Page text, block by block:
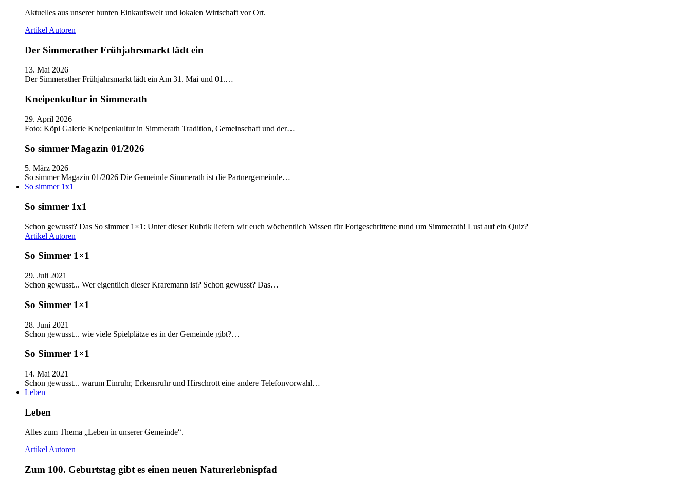
Aktuelles aus unserer bunten Einkaufswelt und lokalen Wirtschaft vor Ort.
Artikel Autoren
Der Simmerather Frühjahrsmarkt lädt ein
13. Mai 2026
Der Simmerather Frühjahrsmarkt lädt ein Am 31. Mai und 01.…
Kneipenkultur in Simmerath
29. April 2026
Foto: Köpi Galerie Kneipenkultur in Simmerath Tradition, Gemeinschaft und der…
So simmer Magazin 01/2026
5. März 2026
So simmer Magazin 01/2026 Die Gemeinde Simmerath ist die Partnergemeinde…
So simmer 1x1
So simmer 1x1
Schon gewusst? Das So simmer 1×1: Unter dieser Rubrik liefern wir euch wöchentlich Wissen für Fortgeschrittene rund um Simmerath! Lust auf ein Quiz?
Artikel Autoren
So Simmer 1×1
29. Juli 2021
Schon gewusst... Wer eigentlich dieser Kraremann ist? Schon gewusst? Das…
So Simmer 1×1
28. Juni 2021
Schon gewusst... wie viele Spielplätze es in der Gemeinde gibt?…
So Simmer 1×1
14. Mai 2021
Schon gewusst... warum Einruhr, Erkensruhr und Hirschrott eine andere Telefonvorwahl…
Leben
Leben
Alles zum Thema „Leben in unserer Gemeinde“.
ArtikelAutoren
Zum 100. Geburtstag gibt es einen neuen Naturerlebnispfad